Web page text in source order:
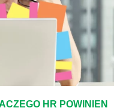
HR POWINIEN